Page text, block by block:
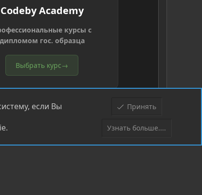
Codeby Academy
курсы с
дипломом гос. образца
Выбрать курс→
Верх
если Вы
Принять
Узнать больше....